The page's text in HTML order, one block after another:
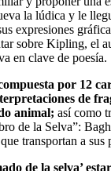
la lúdica y le
expresiones
sobre Kipling, el
en clave de poesía.
por 12
de
animal; así como
de la Selva”:
transportan a sus
de la selva’ e